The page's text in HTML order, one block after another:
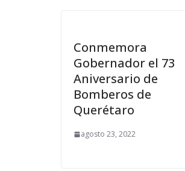
Conmemora
Gobernador el 73
Aniversario de
Bomberos de
Querétaro
agosto 23, 2022